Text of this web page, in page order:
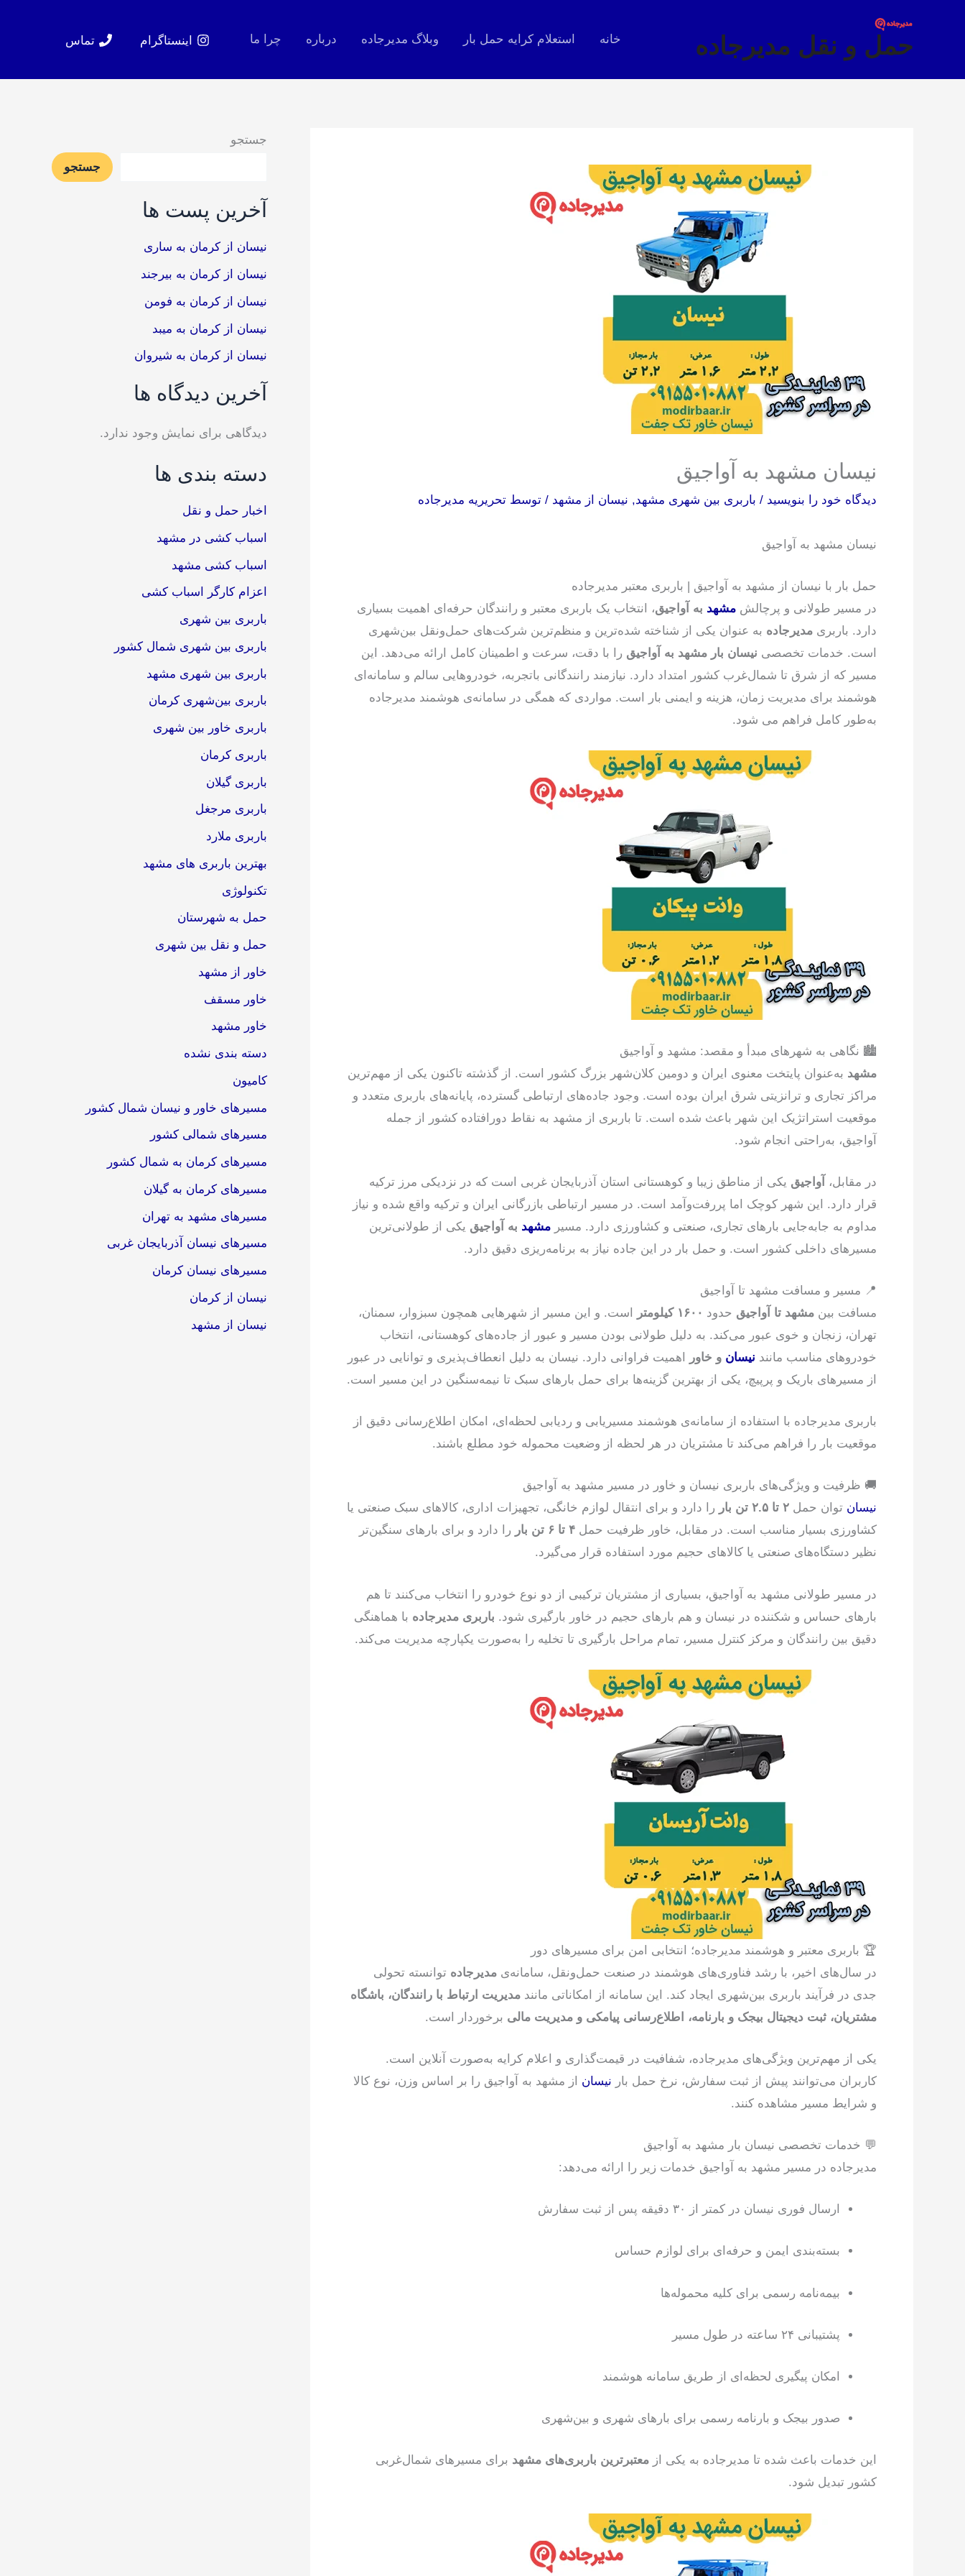
حمل و نقل مدیرجاده خانه استعلام کرایه حمل بار وبلاگ مدیرجاده درباره چرا ما اینستاگرام تماس
نیسان مشهد به آواجیق
دیدگاه‌ خود را بنویسید / باربری بین شهری مشهد, نیسان از مشهد / توسط تحریریه مدیرجاده
نیسان مشهد به آواجیق
حمل بار با نیسان از مشهد به آواجیق | باربری معتبر مدیرجاده
در مسیر طولانی و پرچالش مشهد به آواجیق، انتخاب یک باربری معتبر و رانندگان حرفه‌ای اهمیت بسیاری
دارد. باربری مدیرجاده به عنوان یکی از شناخته شده‌ترین و منظم‌ترین شرکت‌های حمل‌ونقل بین‌شهری
است. خدمات تخصصی نیسان بار مشهد به آواجیق را با دقت، سرعت و اطمینان کامل ارائه می‌دهد. این
مسیر که از شرق تا شمال‌غرب کشور امتداد دارد. نیازمند رانندگانی باتجربه، خودروهایی سالم و سامانه‌ای
هوشمند برای مدیریت زمان، هزینه و ایمنی بار است. مواردی که همگی در سامانه‌ی هوشمند مدیرجاده
به‌طور کامل فراهم می شود.
🏙 نگاهی به شهرهای مبدأ و مقصد: مشهد و آواجیق
مشهد به‌عنوان پایتخت معنوی ایران و دومین کلان‌شهر بزرگ کشور است. از گذشته تاکنون یکی از مهم‌ترین
مراکز تجاری و ترانزیتی شرق ایران بوده است. وجود جاده‌های ارتباطی گسترده، پایانه‌های باربری متعدد و
موقعیت استراتژیک این شهر باعث شده است. تا باربری از مشهد به نقاط دورافتاده کشور از جمله
آواجیق، به‌راحتی انجام شود.
در مقابل، آواجیق یکی از مناطق زیبا و کوهستانی استان آذربایجان غربی است که در نزدیکی مرز ترکیه
قرار دارد. این شهر کوچک اما پررفت‌وآمد است. در مسیر ارتباطی بازرگانی ایران و ترکیه واقع شده و نیاز
مداوم به جابه‌جایی بارهای تجاری، صنعتی و کشاورزی دارد. مسیر مشهد به آواجیق یکی از طولانی‌ترین
مسیرهای داخلی کشور است. و حمل بار در این جاده نیاز به برنامه‌ریزی دقیق دارد.
📍 مسیر و مسافت مشهد تا آواجیق
مسافت بین مشهد تا آواجیق حدود ۱۶۰۰ کیلومتر
است. و این مسیر از شهرهایی همچون سبزوار، سمنان،
تهران، زنجان و خوی عبور می‌کند. به دلیل طولانی بودن مسیر و عبور از جاده‌های کوهستانی، انتخاب
خودروهای مناسب مانند نیسان و خاور
اهمیت فراوانی دارد. نیسان به دلیل انعطاف‌پذیری و توانایی در عبور
از مسیرهای باریک و پرپیچ، یکی از بهترین گزینه‌ها برای حمل بارهای سبک تا نیمه‌سنگین در این مسیر است.
باربری مدیرجاده با استفاده از سامانه‌ی هوشمند مسیر‌یابی و ردیابی لحظه‌ای، امکان اطلاع‌رسانی دقیق از
موقعیت بار را فراهم می‌کند تا مشتریان در هر لحظه از وضعیت محموله خود مطلع باشند.
🚚 ظرفیت و ویژگی‌های باربری نیسان و خاور در مسیر مشهد به آواجیق
نیسان توان حمل ۲ تا ۲.۵ تن بار
را دارد و برای انتقال لوازم خانگی، تجهیزات اداری، کالاهای سبک صنعتی یا
کشاورزی بسیار مناسب است. در مقابل، خاور ظرفیت حمل ۴ تا ۶ تن بار
را دارد و برای بارهای سنگین‌تر
نظیر دستگاه‌های صنعتی یا کالاهای حجیم مورد استفاده قرار می‌گیرد.
در مسیر طولانی مشهد به آواجیق، بسیاری از مشتریان ترکیبی از دو نوع خودرو را انتخاب می‌کنند تا هم
بارهای حساس و شکننده در نیسان و هم بارهای حجیم در خاور بارگیری شود. باربری مدیرجاده با هماهنگی
دقیق بین رانندگان و مرکز کنترل مسیر، تمام مراحل بارگیری تا تخلیه را به‌صورت یکپارچه مدیریت می‌کند.
🏆 باربری معتبر و هوشمند مدیرجاده؛ انتخابی امن برای مسیرهای دور
در سال‌های اخیر، با رشد فناوری‌های هوشمند در صنعت حمل‌ونقل، سامانه‌ی مدیرجاده توانسته تحولی
جدی در فرآیند باربری بین‌شهری ایجاد کند. این سامانه از امکاناتی مانند مدیریت ارتباط با رانندگان، باشگاه
مشتریان، ثبت دیجیتال بیجک و بارنامه، اطلاع‌رسانی پیامکی و مدیریت مالی برخوردار است.
یکی از مهم‌ترین ویژگی‌های مدیرجاده، شفافیت در قیمت‌گذاری و اعلام کرایه به‌صورت آنلاین است.
کاربران می‌توانند پیش از ثبت سفارش، نرخ حمل بار نیسان از مشهد به آواجیق را بر اساس وزن، نوع کالا
و شرایط مسیر مشاهده کنند.
💬 خدمات تخصصی نیسان بار مشهد به آواجیق
مدیرجاده در مسیر مشهد به آواجیق خدمات زیر را ارائه می‌دهد:
ارسال فوری نیسان در کمتر از ۳۰ دقیقه پس از ثبت سفارش
بسته‌بندی ایمن و حرفه‌ای برای لوازم حساس
بیمه‌نامه رسمی برای کلیه محموله‌ها
پشتیبانی ۲۴ ساعته در طول مسیر
امکان پیگیری لحظه‌ای از طریق سامانه هوشمند
صدور بیجک و بارنامه رسمی برای بارهای شهری و بین‌شهری
این خدمات باعث شده تا مدیرجاده به یکی از معتبرترین باربری‌های مشهد برای مسیرهای شمال‌غربی
کشور تبدیل شود.
جستجو
جستجو
آخرین پست ها
نیسان از کرمان به ساری
نیسان از کرمان به بیرجند
نیسان از کرمان به فومن
نیسان از کرمان به میبد
نیسان از کرمان به شیروان
آخرین دیدگاه ها
دیدگاهی برای نمایش وجود ندارد.
دسته بندی ها
اخبار حمل و نقل
اسباب کشی در مشهد
اسباب کشی مشهد
اعزام کارگر اسباب کشی
باربری بین شهری
باربری بین شهری شمال کشور
باربری بین شهری مشهد
باربری بین‌شهری کرمان
باربری خاور بین شهری
باربری کرمان
باربری گیلان
باربری مرجغل
باربری ملارد
بهترین باربری های مشهد
تکنولوژی
حمل به شهرستان
حمل و نقل بین شهری
خاور از مشهد
خاور مسقف
خاور مشهد
دسته بندی نشده
کامیون
مسیرهای خاور و نیسان شمال کشور
مسیرهای شمالی کشور
مسیرهای کرمان به شمال کشور
مسیرهای کرمان به گیلان
مسیرهای مشهد به تهران
مسیرهای نیسان آذربایجان غربی
مسیرهای نیسان کرمان
نیسان از کرمان
نیسان از مشهد